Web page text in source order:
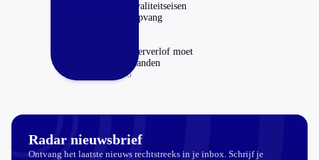
Uniforme kwaliteitseisen
voor kinderopvang
Asscher: Vaderverlof moet
naar drie maanden
31-10-2016
Radar nieuwsbrief
Ontvang het laatste nieuws rechtstreeks in je inbox. Schrijf je